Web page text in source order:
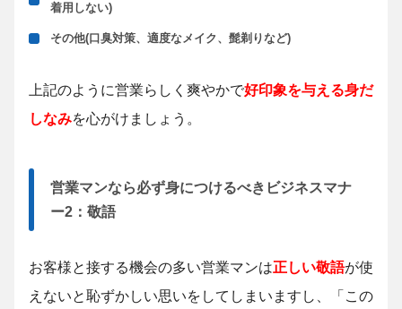
着用しない)
その他(口臭対策、適度なメイク、髭剃りなど)
上記のように営業らしく爽やかで好印象を与える身だ
しなみを心がけましょう。
営業マンなら必ず身につけるべきビジネスマナ
ー2：敬語
お客様と接する機会の多い営業マンは正しい敬語が使
えないと恥ずかしい思いをしてしまいますし、「この